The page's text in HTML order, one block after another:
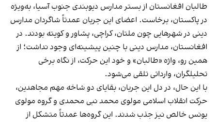
طالبان افغانستان از بستر مدارس دیوبندی جنوب آسیا، به‌ویژه
در پاکستان، برخاست. اعضای این جریان عمدتاً شاگردان مدارس
دینی در شهرهایی چون ملتان، کراچی، پشاور و کویته بودند. در
افغانستان، مدارس دینی با چنین پیشینه‌ای وجود نداشت؛ از
همین رو، واژه «طالبان» و خود این حرکت، از نگاه برخی
تحلیلگران، وارداتی تلقی می‌شود.
با این حال، در دل این جریان، بقایای دو شاخه مهم مجاهدین،
حرکت انقلاب اسلامی مولوی محمد نبی محمدی و گروه مولوی
یونس خالص نیز جذب شدند. این گروه‌ها عمدتاً متشکل از